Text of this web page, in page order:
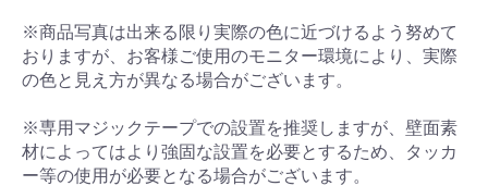
※商品写真は出来る限り実際の色に近づけるよう努めて
おりますが、お客様ご使用のモニター環境により、実際
の色と見え方が異なる場合がございます。
※専用マジックテープでの設置を推奨しますが、壁面素
材によってはより強固な設置を必要とするため、タッカ
ー等の使用が必要となる場合がございます。